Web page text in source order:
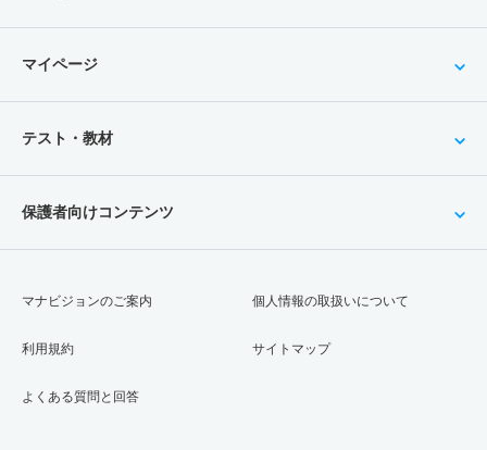
マイページ
テスト・教材
保護者向けコンテンツ
マナビジョンのご案内
利用規約
よくある質問と回答
個人情報の取扱いについて
サイトマップ